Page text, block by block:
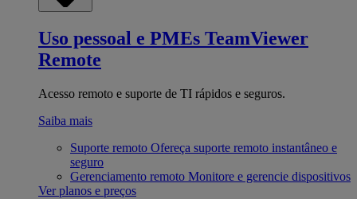
Uso pessoal e PMEs TeamViewer
Remote
Acesso remoto e suporte de TI rápidos e seguros.
Saiba mais
Suporte remoto Ofereça suporte remoto instantâneo e
seguro
Gerenciamento remoto Monitore e gerencie dispositivos
Ver planos e preços